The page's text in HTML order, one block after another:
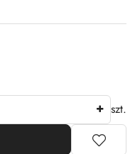
szt.